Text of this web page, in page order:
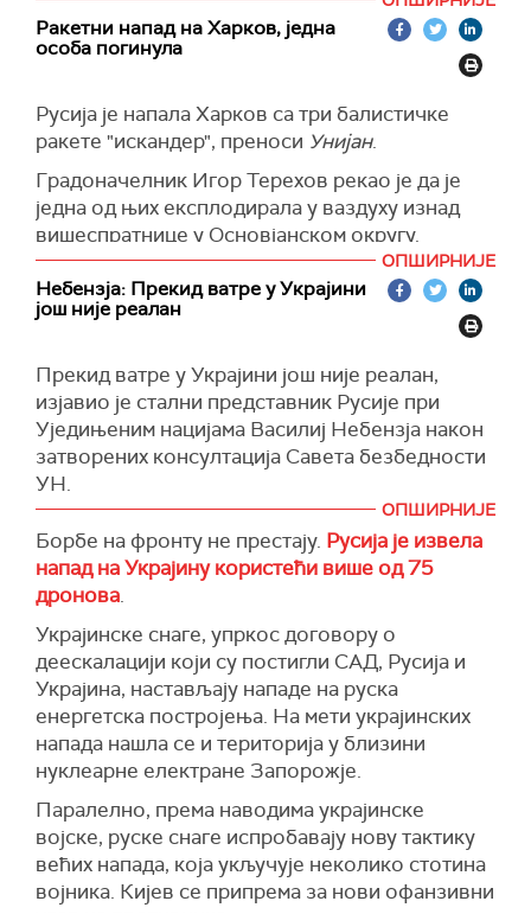
Путина и америчког председника Доналда
Трампа могу брзо договорити ако буде
потребно.
"Тренутно нема планираних контаката за ову
недељу, али, с друге стране, успостављени
канали комуникације омогућавају нам да се
веома брзо договоримо о таквом разговору
ако буде потребно", рекао је Песков.
(Танјуг)
бити делимично решено.
(Танјуг)
летелица, односно њих 27, оборено је изнад
Вороњежа, јављаРИА Новости.
дронова изнад Белгородске области и изнад
Азовског мора, три дрона на Криму, и по један
у Ростовској области и Краснодарској
Покрајини.
РИА подсећа да украјинске снаге скоро
свакодневно беспилотним летелицама
нападају циљеве у пограничним и централним
регионима Русије.
Ракетни напад на Харков, једна
особа погинула
Русија је напала Харков са три балистичке
ракете "искандер", преноси Унијан.
Градоначелник Игор Терехов рекао је да је
једна од њих експлодирала у ваздуху изнад
вишеспратнице у Основјанском округу.
рема последњим подацима, једна особа је
погинула, а 54 су повређене.
ОПШИРНИЈЕ
Небензја: Прекид ватре у Украјини
још није реалан
Прекид ватре у Украјини још није реалан,
изјавио је стални представник Русије при
Уједињеним нацијама Василиј Небензја након
затворених консултација Савета безбедности
УН.
''Имали смо покушај ограниченог прекида
ватре кад је реч о енергетској
инфраструктури, који украјинска страна није
поштовала. У овим околностима, говорити о
прекиду ватре у овој фази није реално'', рекао
је Небензја, преносиРИА Новости.
Он је додао да западне земље нису изразиле
спремност да изврше притисак на Кијев како
би поштовао договор о ненападању
енергетске инфраструктуре.
Коментаришући потребу формализације
могућих споразума између Русије и Украјине у
Савету безбедности УН, он је напоменуо да ће
све зависити од услова вероватног прекида
ОПШИРНИЈЕ
Борбе на фронту не престају. Русија је извела
напад на Украјину користећи више од 75
дронова.
Украјинске снаге, упркос договору о
деескалацији који су постигли САД, Русија и
Украјина, настављају нападе на руска
енергетска постројења. На мети украјинских
напада нашла се и територија у близини
нуклеарне електране Запорожје.
Паралелно, према наводима украјинске
војске, руске снаге испробавају нову тактику
већих напада, која укључује неколико стотина
војника. Кијев се припрема за нови офанзивни